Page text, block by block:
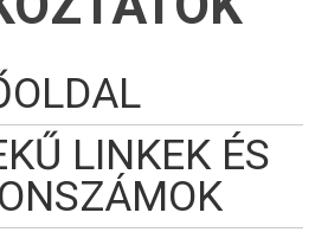
LINKEK ÉS